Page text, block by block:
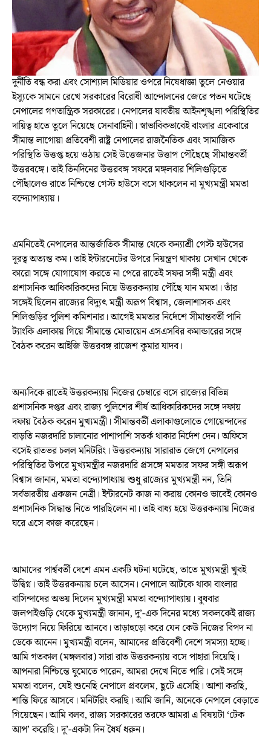
দুর্নীতি বন্ধ করা এবং সোশ্যাল মিডিয়ার ওপরে নিষেধাজ্ঞা তুলে নেওয়ার
ইস্যুকে সামনে রেখে সরকারের বিরোধী আন্দোলনের জেরে পতন ঘটেছে
নেপালের গণতান্ত্রিক সরকারের। নেপালের যাবতীয় আইনশৃঙ্খলা পরিস্থিতির
দায়িত্ব হাতে তুলে নিয়েছে সেনাবাহিনী। স্বাভাবিকভাবেই বাংলার একেবারে
সীমান্ত লাগোয়া প্রতিবেশী রাষ্ট্র নেপালের রাজনৈতিক এবং সামাজিক
পরিস্থিতি উত্তপ্ত হয়ে ওঠায় সেই উত্তেজনার উত্তাপ পৌঁছেছে সীমান্তবর্তী
উত্তরবঙ্গে। তাই তিনদিনের উত্তরবঙ্গ সফরে মঙ্গলবার শিলিগুড়িতে
পৌঁছালেও রাতে নিশ্চিন্তে গেস্ট হাউসে বসে থাকলেন না মুখ্যমন্ত্রী মমতা
বন্দ্যোপাধ্যায়।
এমনিতেই নেপালের আন্তর্জাতিক সীমান্ত থেকে কন্যাশ্রী গেস্ট হাউসের
দূরত্ব অত্যন্ত কম। তাই ইন্টারনেটের উপরে নিয়ন্ত্রণ থাকায় সেখান থেকে
কারো সঙ্গে যোগাযোগ করতে না পেরে রাতেই সফর সঙ্গী মন্ত্রী এবং
প্রশাসনিক আধিকারিকদের নিয়ে উত্তরকন্যায় পৌঁছে যান মমতা। তাঁর
সঙ্গেই ছিলেন রাজ্যের বিদ্যুৎ মন্ত্রী অরূপ বিশ্বাস, জেলাশাসক এবং
শিলিগুড়ির পুলিশ কমিশনার। আগেই মমতার নির্দেশে সীমান্তবর্তী পানি
ট্যাংকি এলাকায় গিয়ে সীমান্তে মোতায়েন এসএসবির কমান্ডারের সঙ্গে
বৈঠক করেন আইজি উত্তরবঙ্গ রাজেশ কুমার যাদব।
অন্যদিকে রাতেই উত্তরকন্যায় নিজের চেম্বারে বসে রাজ্যের বিভিন্ন
প্রশাসনিক দপ্তর এবং রাজ্য পুলিশের শীর্ষ আধিকারিকদের সঙ্গে দফায়
দফায় বৈঠক করেন মুখ্যমন্ত্রী। সীমান্তবর্তী এলাকাগুলোতে গোয়েন্দাদের
বাড়তি নজরদারি চালানোর পাশাপাশি সতর্ক থাকার নির্দেশ দেন। অফিসে
বসেই রাতভর চলল মনিটরিং। উত্তরকন্যায় সারারাত জেগে নেপালের
পরিস্থিতির উপরে মুখ্যমন্ত্রীর নজরদারি প্রসঙ্গে মমতার সফর সঙ্গী অরূপ
বিশ্বাস জানান, মমতা বন্দ্যোপাধ্যায় শুধু রাজ্যের মুখ্যমন্ত্রী নন, তিনি
সর্বভারতীয় একজন নেত্রী। ইন্টারনেট কাজ না করায় কোনও ভাবেই কোনও
প্রশাসনিক সিদ্ধান্ত নিতে পারছিলেন না। তাই বাধ্য হয়ে উত্তরকন্যায় নিজের
ঘরে এসে কাজ করেছেন।
আমাদের পার্শ্ববর্তী দেশে এমন একটি ঘটনা ঘটেছে, তাতে মুখ্যমন্ত্রী খুবই
উদ্বিগ্ন। তাই উত্তরকন্যায় চলে আসেন। নেপালে আটকে থাকা বাংলার
বাসিন্দাদের অভয় দিলেন মুখ্যমন্ত্রী মমতা বন্দ্যোপাধ্যায়। বুধবার
জলপাইগুড়ি থেকে মুখ্যমন্ত্রী জানান, দু’-এক দিনের মধ্যে সকলকেই রাজ্য
উদ্যোগ নিয়ে ফিরিয়ে আনবে। তাড়াহুড়ো করে যেন কেউ নিজের বিপদ না
ডেকে আনেন। মুখ্যমন্ত্রী বলেন, আমাদের প্রতিবেশী দেশে সমস্যা হচ্ছে।
আমি গতকাল (মঙ্গলবার) সারা রাত উত্তরকন্যায় বসে পাহারা দিয়েছি।
আপনারা নিশ্চিন্তে ঘুমোতে পারেন, আমরা দেখে নিতে পারি। সেই সঙ্গে
মমতা বলেন, যেই শুনেছি নেপালে প্রবলেম, ছুটে এসেছি। আশা করছি,
শান্তি ফিরে আসবে। মনিটরিং করছি। আমি জানি, অনেকে নেপালে বেড়াতে
গিয়েছেন। আমি বলব, রাজ্য সরকারের তরফে আমরা এ বিষয়টা ‘টেক
আপ’ করেছি। দু’-একটা দিন ধৈর্য ধরুন।